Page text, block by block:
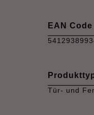
EAN Code
Tür- und